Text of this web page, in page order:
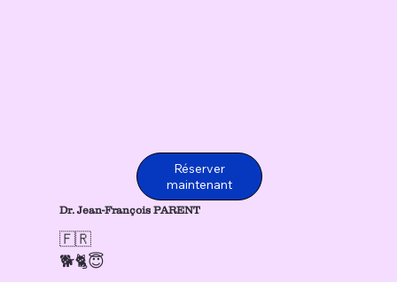
Réserver
maintenant
Dr. Jean-François PARENT
🇫🇷
🐕🐈😇